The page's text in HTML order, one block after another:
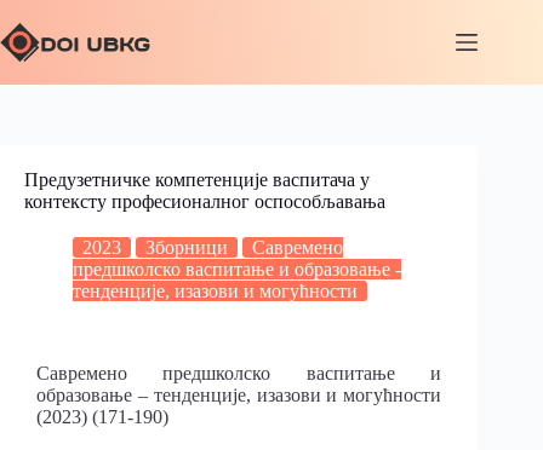
Предузетничке компетенције васпитача у
контексту професионалног оспособљавања
2023 Зборници
Савремено
предшколско васпитање и образовање -
тенденције, изазови и могућности
Савремено предшколско васпитање и
образовање – тенденције, изазови и могућности
(2023) (171-190)